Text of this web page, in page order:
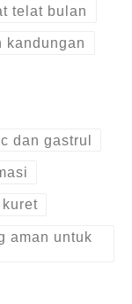
telat bulan
kandungan
dan gastrul
aman untuk